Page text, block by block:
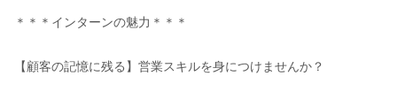
＊＊＊インターンの魅力＊＊＊
【顧客の記憶に残る】営業スキルを身につけませんか？